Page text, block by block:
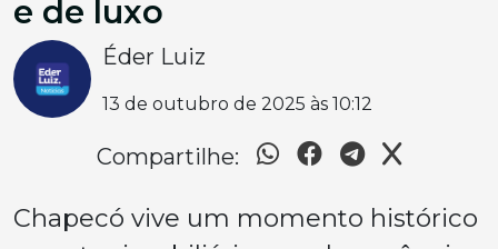
e de luxo
Éder Luiz
13 de outubro de 2025 às 10:12
Compartilhe:
Chapecó vive um momento histórico